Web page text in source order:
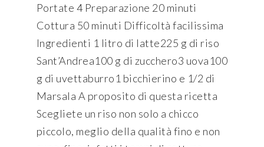
Portate 4 Preparazione 20 minuti
Cottura 50 minuti Difficoltà facilissima
Ingredienti 1 litro di latte225 g di riso
Sant’Andrea100 g di zucchero3 uova100
g di uvettaburro1 bicchierino e 1/2 di
Marsala A proposito di questa ricetta
Scegliete un riso non solo a chicco
piccolo, meglio della qualità fino e non